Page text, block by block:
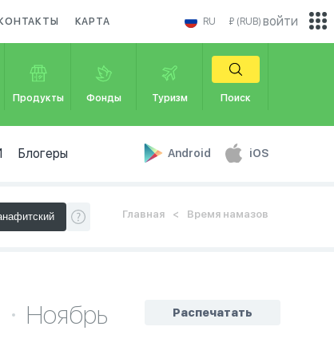
КОНТАКТЫ КАРТА RU ₽ (RUB)
Продукты Фонды Туризм Поиск
Блогеры Android iOS
войти
Главная Время намазов
Распечатать
Ноябрь